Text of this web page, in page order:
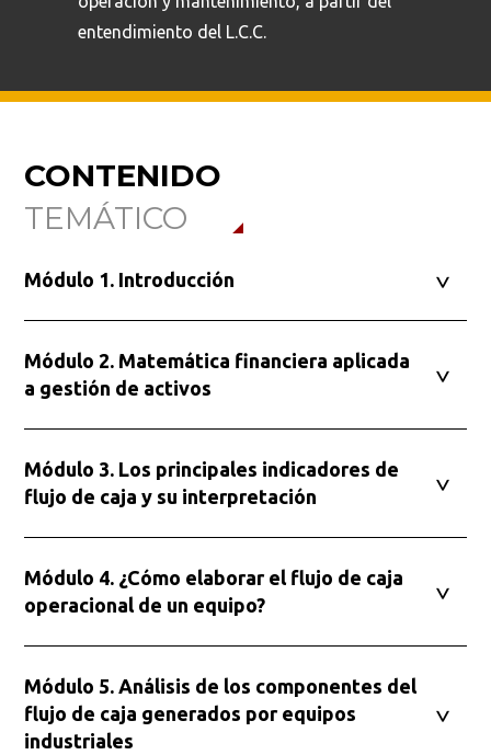
entendimiento del L.C.C.
CONTENIDO
TEMÁTICO
Módulo 1. Introducción
Módulo 2. Matemática financiera aplicada
a gestión de activos
Módulo 3. Los principales indicadores de
flujo de caja y su interpretación
Módulo 4. ¿Cómo elaborar el flujo de caja
operacional de un equipo?
Módulo 5. Análisis de los componentes del
flujo de caja generados por equipos
industriales
¿Qué buscas?